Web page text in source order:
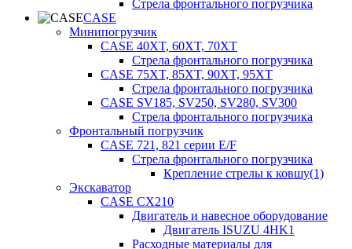
Стрела фронтального погрузчика
CASE
Минипогрузчик
CASE 40XT, 60XT, 70XT
Стрела фронтального погрузчика
CASE 75XT, 85XT, 90XT, 95XT
Стрела фронтального погрузчика
CASE SV185, SV250, SV280, SV300
Стрела фронтального погрузчика
Фронтальный погрузчик
CASE 721, 821 серии E/F
Стрела фронтального погрузчика
Крепление стрелы к ковшу(1)
Экскаватор
CASE CX210
Двигатель и навесное оборудование
Двигатель ISUZU 4HK1
Расходные материалы для